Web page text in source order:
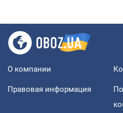
О компании
Правовая информация